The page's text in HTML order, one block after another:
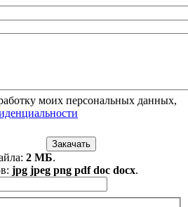
моих персональных данных,
2 МБ.
jpg jpeg png pdf doc docx.